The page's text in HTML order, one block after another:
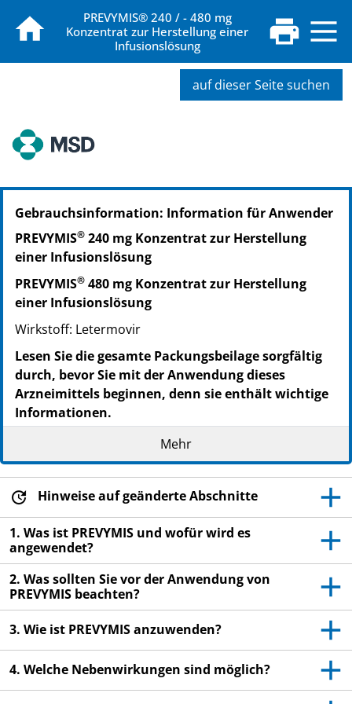
PREVYMIS® 240 / - 480 mg
Konzentrat zur Herstellung einer
Infusionslösung
auf dieser Seite suchen
PZN: 13863530
PPN: 111386353035
Gebrauchsinformation: Information für Anwender
PREVYMIS® 240 mg Konzentrat zur Herstellung
einer Infusionslösung
PREVYMIS® 480 mg Konzentrat zur Herstellung
einer Infusionslösung
Wirkstoff: Letermovir
Lesen Sie die gesamte Packungsbeilage sorgfältig
durch, bevor Sie mit der Anwendung dieses
Arzneimittels beginnen, denn sie enthält wichtige
Informationen.
Heben Sie die Packungsbeilage auf. Vielleicht
möchten Sie diese später nochmals lesen.
Wenn Sie weitere Fragen haben, wenden Sie sich
an Ihren Arzt, Apotheker oder das medizinische
Fachpersonal.
Wenn Sie Nebenwirkungen bemerken, wenden Sie
sich an Ihren Arzt, Apotheker oder das
medizinische Fachpersonal. Dies gilt auch für
Nebenwirkungen, die nicht in dieser
Packungsbeilage angegeben sind. Siehe Abschnitt
4.
Mehr
Hinweise auf geänderte Abschnitte
1. Was ist PREVYMIS und wofür wird es
angewendet?
2. Was sollten Sie vor der Anwendung von
PREVYMIS beachten?
3. Wie ist PREVYMIS anzuwenden?
4. Welche Nebenwirkungen sind möglich?